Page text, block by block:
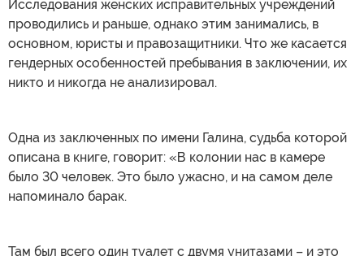
Исследования женских исправительных учреждений
проводились и раньше, однако этим занимались, в
основном, юристы и правозащитники. Что же касается
гендерных особенностей пребывания в заключении, их
никто и никогда не анализировал.
Одна из заключенных по имени Галина, судьба которой
описана в книге, говорит: «В колонии нас в камере
было 30 человек. Это было ужасно, и на самом деле
напоминало барак.
Там был всего один туалет с двумя унитазами – и это